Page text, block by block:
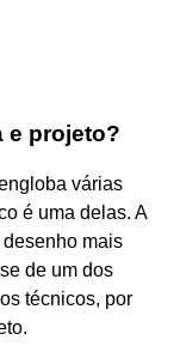
e projeto?
várias
é uma delas. A
mais
de um dos
técnicos, por